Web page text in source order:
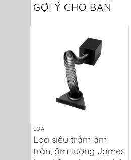
GỢI Ý CHO BẠN
LOA
Loa siêu trầm âm
trần, âm tường James